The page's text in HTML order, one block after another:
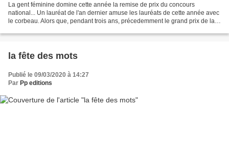
La gent féminine domine cette année la remise de prix du concours
national... Un lauréat de l'an dernier amuse les lauréats de cette année avec
le corbeau. Alors que, pendant trois ans, précedemment le grand prix de la
la fête des mots
Publié le 09/03/2020 à 14:27
Par Pp editions